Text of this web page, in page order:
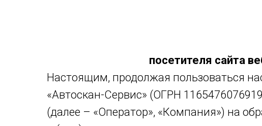
посетителя сайта
Настоящим, продолжая пользоваться
«Автоскан-Сервис» (ОГРН
(далее – «Оператор», «Компания») на